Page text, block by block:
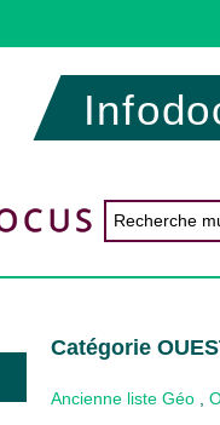
Catégorie
Ancienne liste Géo